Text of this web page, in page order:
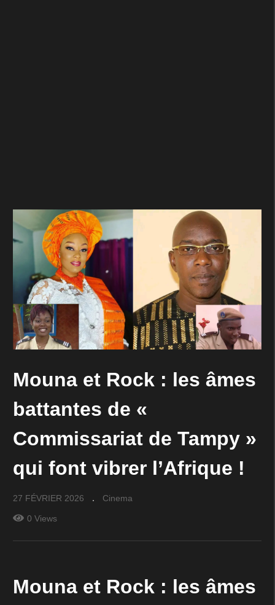
Mouna et Rock : les âmes
battantes de «
Commissariat de Tampy »
qui font vibrer l’Afrique !
27 FÉVRIER 2026 Cinema
0 Views
Mouna et Rock : les âmes